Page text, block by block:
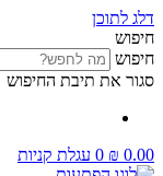
דלג לתוכן
חיפוש
חיפוש
סגור את תיבת החיפוש
₪ 0.00
0 עגלת קניות